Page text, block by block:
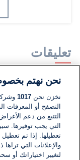
تعليقات
لا توجد تعليقات
اكتب تعليقًا
نحن نهتم
نخزن نحن1017
التصفح أو المعرفات
التتبع من دعم
التي يجب توفيرها.
تعطيلها. إذا تم
والإعلانات التي
لتغيير اختياراتك